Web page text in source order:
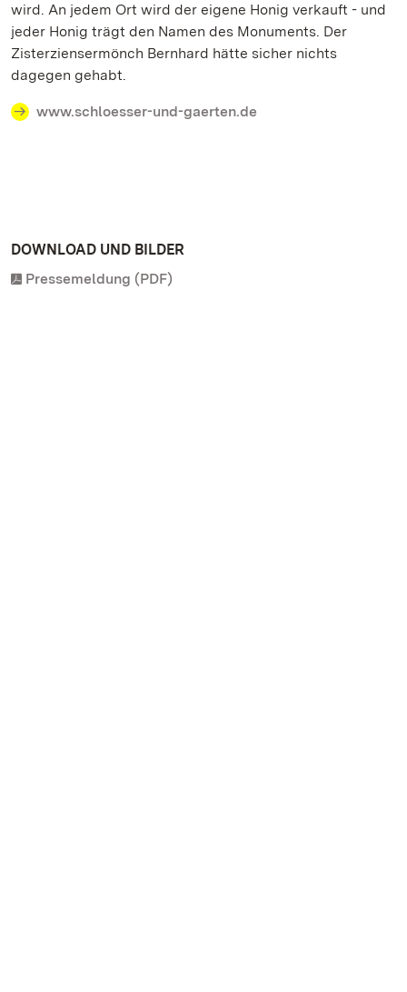
wird. An jedem Ort wird der eigene Honig verkauft - und
jeder Honig trägt den Namen des Monuments. Der
Zisterziensermönch Bernhard hätte sicher nichts
dagegen gehabt.
www.schloesser-und-gaerten.de
DOWNLOAD UND BILDER
Pressemeldung (PDF)